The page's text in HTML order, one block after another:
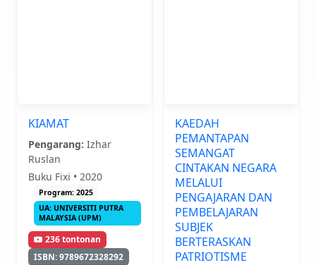
KIAMAT
Pengarang: Izhar
Ruslan
Buku Fixi • 2020
Program: 2025
UA: UNIVERSITI PUTRA
MALAYSIA (UPM)
236 tontonan
ISBN: 9789672328292
KAEDAH
PEMANTAPAN
SEMANGAT
CINTAKAN NEGARA
MELALUI
PENGAJARAN DAN
PEMBELAJARAN
SUBJEK
BERTERASKAN
PATRIOTISME